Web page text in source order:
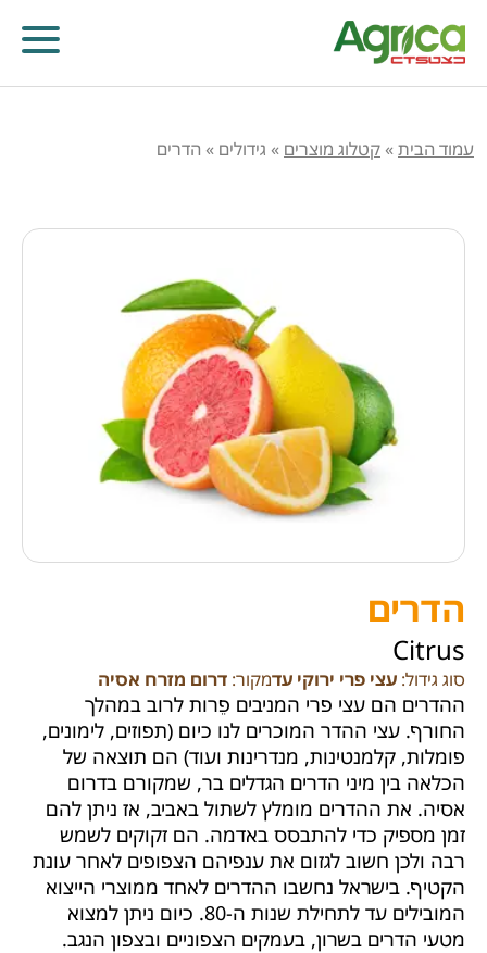
קוטלי עשבים
קוטלי מחלות
קוטלי חרקים
מווסתי צמיחה
דישון עלוותי וביוסטימולנטים
זרעים
עמוד הבית»קטלוג מוצרים » גידולים » הדרים
הדרים
Citrus
סוג גידול: עצי פרי ירוקי עדמקור: דרום מזרח אסיה
ההדרים הם עצי פרי המניבים פֵרות לרוב במהלך
החורף. עצי ההדר המוכרים לנו כיום (תפוזים, לימונים,
פומלות, קלמנטינות, מנדרינות ועוד) הם תוצאה של
הכלאה בין מיני הדרים הגדלים בר, שמקורם בדרום
אסיה. את ההדרים מומלץ לשתול באביב, אז ניתן להם
זמן מספיק כדי להתבסס באדמה. הם זקוקים לשמש
רבה ולכן חשוב לגזום את ענפיהם הצפופים לאחר עונת
הקטיף. בישראל נחשבו ההדרים לאחד ממוצרי הייצוא
המובילים עד לתחילת שנות ה-80. כיום ניתן למצוא
מטעי הדרים בשרון, בעמקים הצפוניים ובצפון הנגב.